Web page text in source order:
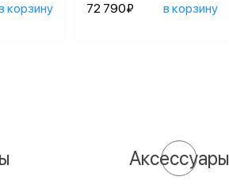
корзину 72 790₽ в корзину
Аксессуары